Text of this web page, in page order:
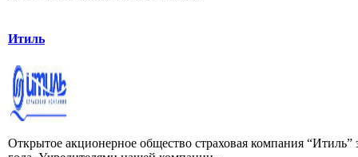
Итиль
Открытое акционерное общество страховая компания